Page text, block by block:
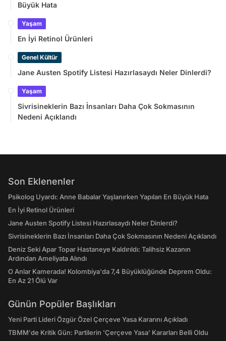
Büyük Hata
Yaşam
En İyi Retinol Ürünleri
Genel Kültür
Jane Austen Spotify Listesi Hazırlasaydı Neler Dinlerdi?
Yaşam
Sivrisineklerin Bazı İnsanları Daha Çok Sokmasının
Nedeni Açıklandı
Son Eklenenler
Psikolog Uyardı: Anne Babalar Yaşlanırken Yapılan En Büyük Hata
En İyi Retinol Ürünleri
Jane Austen Spotify Listesi Hazırlasaydı Neler Dinlerdi?
Sivrisineklerin Bazı İnsanları Daha Çok Sokmasının Nedeni Açıklandı
Deniz Seki Apar Topar Hastaneye Kaldırıldı: Talihsiz Kazanın
Ardından Ameliyata Alındı
O Anlar Kamerada! Kolombiya'da 7,4 Büyüklüğünde Deprem Oldu:
En Az 21 Ölü Var
Günün Popüler Başlıkları
Yeni Parti Lideri Özgür Özel Çerçeve Yasa Kararını Açıkladı
TBMM'de Kritik Gün: Partilerin 'Çerçeve Yasa' Kararları Belli Oldu